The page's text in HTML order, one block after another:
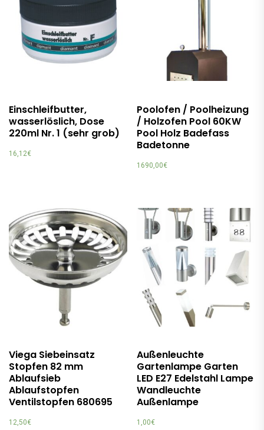
Einschleifbutter,
wasserlöslich, Dose
220ml Nr. 1 (sehr grob)
16,12€
Poolofen / Poolheizung
/ Holzofen Pool 60KW
Pool Holz Badefass
Badetonne
1690,00€
Viega Siebeinsatz
Stopfen 82 mm
Ablaufsieb
Ablaufstopfen
Ventilstopfen 680695
12,50€
Außenleuchte
Gartenlampe Garten
LED E27 Edelstahl Lampe
Wandleuchte
Außenlampe
1,00€